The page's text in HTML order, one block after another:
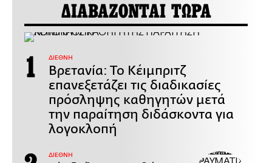
ΔΙΑΒΑΖΟΝΤΑΙ ΤΩΡΑ
ΔΙΕΘΝΗ
Βρετανία: Το Κέιμπριτζ
επανεξετάζει τις διαδικασίες
πρόσληψης καθηγητών μετά
την παραίτηση διδάσκοντα για
λογοκλοπή
ΔΙΕΘΝΗ